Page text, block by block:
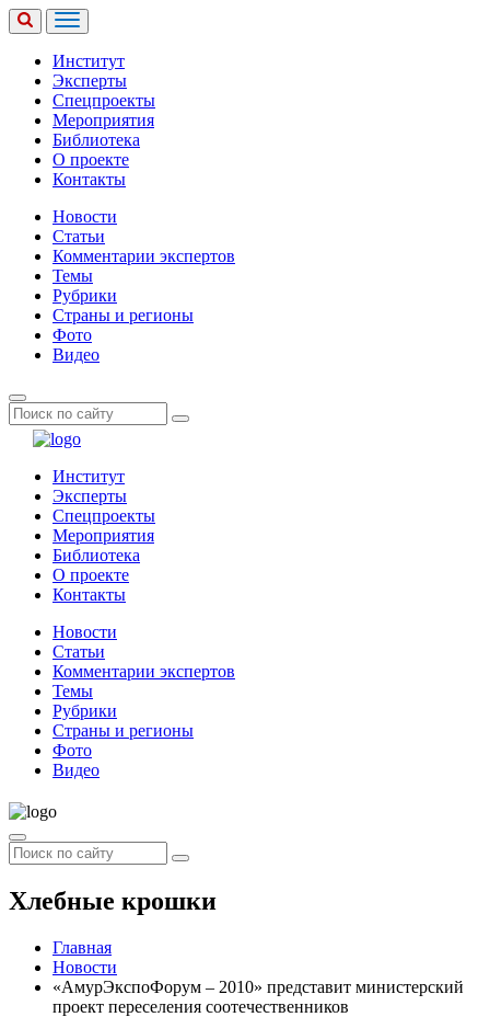
Институт
Эксперты
Спецпроекты
Мероприятия
Библиотека
О проекте
Контакты
Новости
Статьи
Комментарии экспертов
Темы
Рубрики
Страны и регионы
Фото
Видео
Институт
Эксперты
Спецпроекты
Мероприятия
Библиотека
О проекте
Контакты
Новости
Статьи
Комментарии экспертов
Темы
Рубрики
Страны и регионы
Фото
Видео
Хлебные крошки
Главная
Новости
«АмурЭкспоФорум – 2010» представит министерский
проект переселения соотечественников